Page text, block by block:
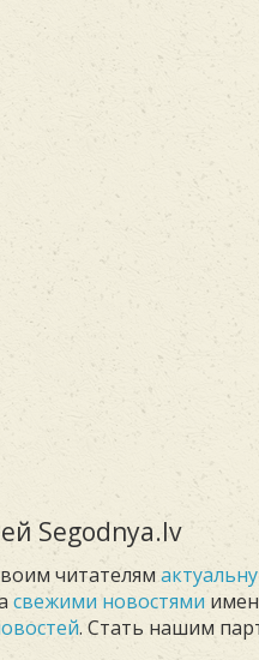
Segodnya.lv
читателям
свежими новостями
. Стать нашим